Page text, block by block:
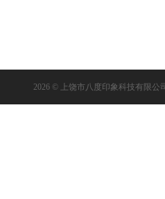
2026 © 上饶市八度印象科技有限公